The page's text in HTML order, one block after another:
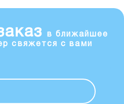
в ближайшее
свяжется с вами